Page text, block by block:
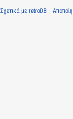
Σχετικά με retroDB